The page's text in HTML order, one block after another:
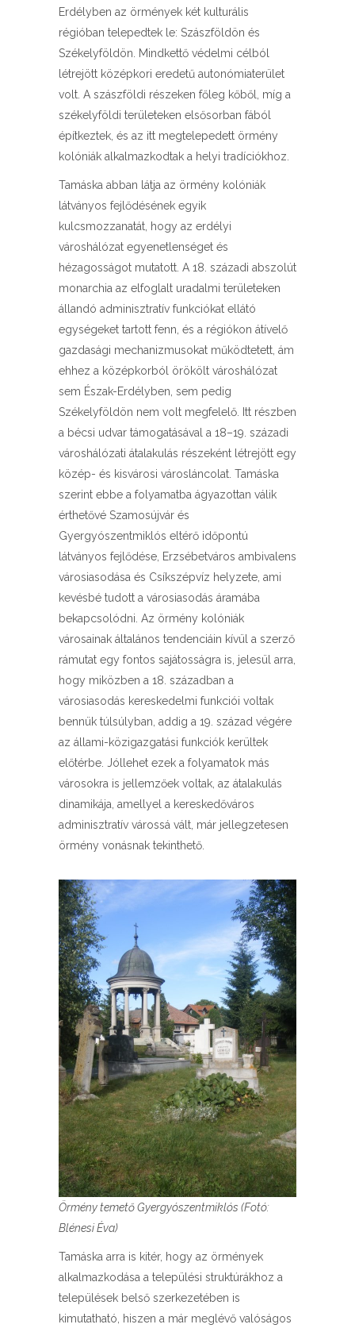
Erdélyben az örmények két kulturális
régióban telepedtek le: Szászföldön és
Székelyföldön. Mindkettő védelmi célból
létrejött középkori eredetű autonómiaterület
volt. A szászföldi részeken főleg kőből, míg a
székelyföldi területeken elsősorban fából
építkeztek, és az itt megtelepedett örmény
kolóniák alkalmazkodtak a helyi tradíciókhoz.
Tamáska abban látja az örmény kolóniák
látványos fejlődésének egyik
kulcsmozzanatát, hogy az erdélyi
városhálózat egyenetlenséget és
hézagosságot mutatott. A 18. századi abszolút
monarchia az elfoglalt uradalmi területeken
állandó adminisztratív funkciókat ellátó
egységeket tartott fenn, és a régiókon átívelő
gazdasági mechanizmusokat működtetett, ám
ehhez a középkorból örökölt városhálózat
sem Észak-Erdélyben, sem pedig
Székelyföldön nem volt megfelelő. Itt részben
a bécsi udvar támogatásával a 18–19. századi
városhálózati átalakulás részeként létrejött egy
közép- és kisvárosi városláncolat. Tamáska
szerint ebbe a folyamatba ágyazottan válik
érthetővé Szamosújvár és
Gyergyószentmiklós eltérő időpontú
látványos fejlődése, Erzsébetváros ambivalens
városiasodása és Csíkszépvíz helyzete, ami
kevésbé tudott a városiasodás áramába
bekapcsolódni. Az örmény kolóniák
városainak általános tendenciáin kívül a szerző
rámutat egy fontos sajátosságra is, jelesül arra,
hogy miközben a 18. században a
városiasodás kereskedelmi funkciói voltak
bennük túlsúlyban, addig a 19. század végére
az állami-közigazgatási funkciók kerültek
előtérbe. Jóllehet ezek a folyamatok más
városokra is jellemzőek voltak, az átalakulás
dinamikája, amellyel a kereskedőváros
adminisztratív várossá vált, már jellegzetesen
örmény vonásnak tekinthető.
Örmény temető Gyergyószentmiklós (Fotó:
Blénesi Éva)
Tamáska arra is kitér, hogy az örmények
alkalmazkodása a települési struktúrákhoz a
települések belső szerkezetében is
kimutatható, hiszen a már meglévő valóságos